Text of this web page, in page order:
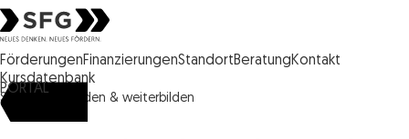
Steirische Wirtschaftsförderungsgesellschaft mbH SFG Logo
FörderungenFinanzierungenStandortBeratungKontakt
PORTAL
Kursdatenbank
SFG ausbilden & weiterbilden